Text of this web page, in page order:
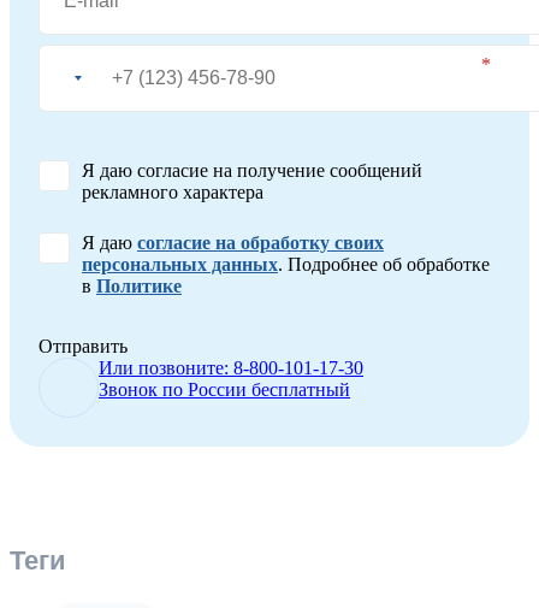
Я даю согласие на получение сообщений
рекламного характера
Я даю согласие на обработку своих
персональных данных. Подробнее об обработке
в Политике
Отправить
Или позвоните: 8-800-101-17-30
Звонок по России бесплатный
Теги